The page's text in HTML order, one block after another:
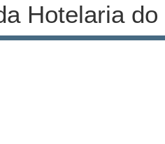
Hotelaria do